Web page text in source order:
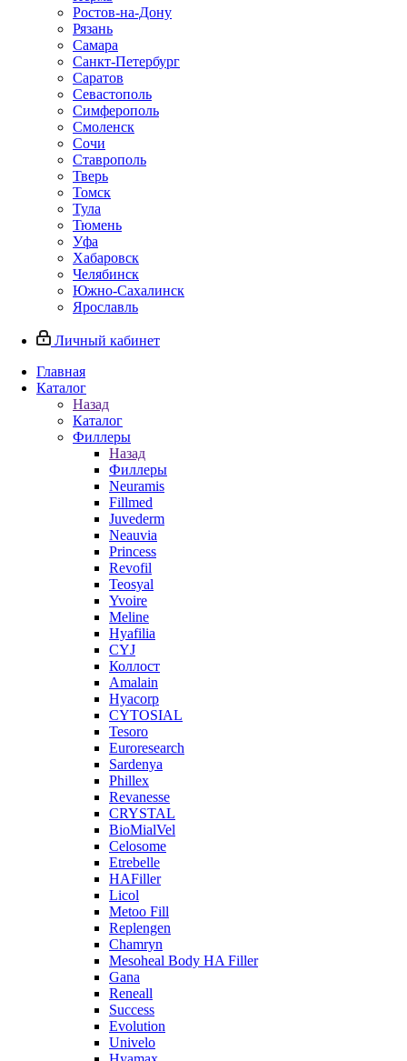
Ростов-на-Дону
Рязань
Самара
Санкт-Петербург
Саратов
Севастополь
Симферополь
Смоленск
Сочи
Ставрополь
Тверь
Томск
Тула
Тюмень
Уфа
Хабаровск
Челябинск
Южно-Сахалинск
Ярославль
Личный кабинет
Главная
Каталог
Назад
Каталог
Филлеры
Назад
Филлеры
Neuramis
Fillmed
Juvederm
Neauvia
Princess
Revofil
Teosyal
Yvoire
Meline
Hyafilia
CYJ
Коллост
Amalain
Hyacorp
CYTOSIAL
Tesoro
Euroresearch
Sardenya
Phillex
Revanesse
CRYSTAL
BioMialVel
Celosome
Etrebelle
HAFiller
Licol
Metoo Fill
Replengen
Chamryn
Mesoheal Body HA Filler
Gana
Reneall
Success
Evolution
Univelo